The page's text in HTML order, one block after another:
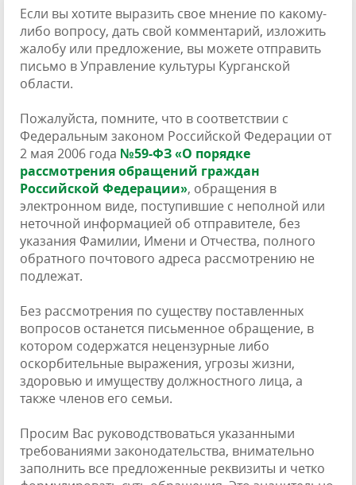
Если вы хотите выразить свое мнение по какому-
либо вопросу, дать свой комментарий, изложить
жалобу или предложение, вы можете отправить
письмо в Управление культуры Курганской
области.
Пожалуйста, помните, что в соответствии с
Федеральным законом Российской Федерации от
2 мая 2006 года №59-ФЗ «О порядке
рассмотрения обращений граждан
Российской Федерации», обращения в
электронном виде, поступившие с неполной или
неточной информацией об отправителе, без
указания Фамилии, Имени и Отчества, полного
обратного почтового адреса рассмотрению не
подлежат.
Без рассмотрения по существу поставленных
вопросов останется письменное обращение, в
котором содержатся нецензурные либо
оскорбительные выражения, угрозы жизни,
здоровью и имуществу должностного лица, а
также членов его семьи.
Просим Вас руководствоваться указанными
требованиями законодательства, внимательно
заполнить все предложенные реквизиты и четко